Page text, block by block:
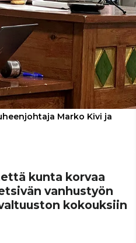
Marko Kivi ja
kunta korvaa
van­hus­työn
kokouk­siin